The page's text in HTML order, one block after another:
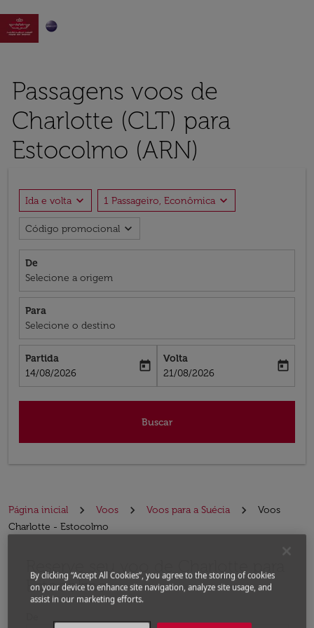

Passagens voos de
Charlotte (CLT) para
Estocolmo (ARN)
Ida e volta expand_more 1 Passageiro, Econômica expand_more
Código promocional expand_more
De
Selecione a origem
Para
Selecione o destino
Partida
fc-booking-departure-date-aria-label
14/08/2026
today
Volta
fc-booking-return-date-aria-label
21/08/2026
today
Buscar
Página inicial Voos Voos para a Suécia
Voos
Charlotte - Estocolmo
Reserve seu voo de Charlotte para
Estocolmo
By clicking “Accept All Cookies”, you agree to the storing of cookies
on your device to enhance site navigation, analyze site usage, and
assist in our marketing efforts.